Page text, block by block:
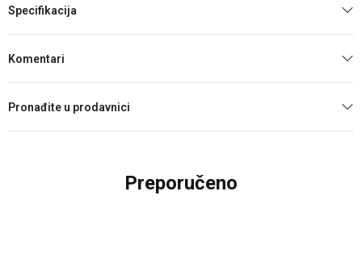
Specifikacija
Komentari
Pronađite u prodavnici
Preporučeno